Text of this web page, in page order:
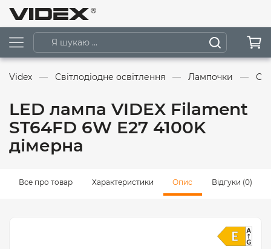
Videx Світлодіодне освітлення Лампочки
LED лампа VIDEX Filament
ST64FD 6W E27 4100K
дімерна
Все про товар Характеристики Опис Відгуки (0)